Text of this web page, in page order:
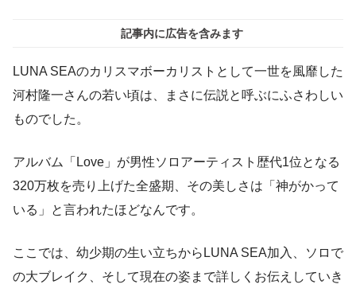
記事内に広告を含みます
LUNA SEAのカリスマボーカリストとして一世を風靡した
河村隆一さんの若い頃は、まさに伝説と呼ぶにふさわしい
ものでした。
アルバム「Love」が男性ソロアーティスト歴代1位となる
320万枚を売り上げた全盛期、その美しさは「神がかって
いる」と言われたほどなんです。
ここでは、幼少期の生い立ちからLUNA SEA加入、ソロで
の大ブレイク、そして現在の姿まで詳しくお伝えしていき